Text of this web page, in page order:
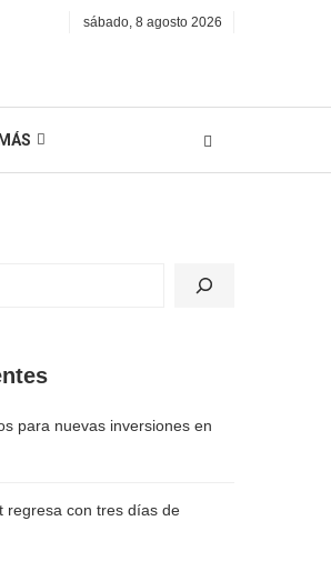
sábado, 8 agosto 2026
MÁS
para nuevas inversiones en
regresa con tres días de